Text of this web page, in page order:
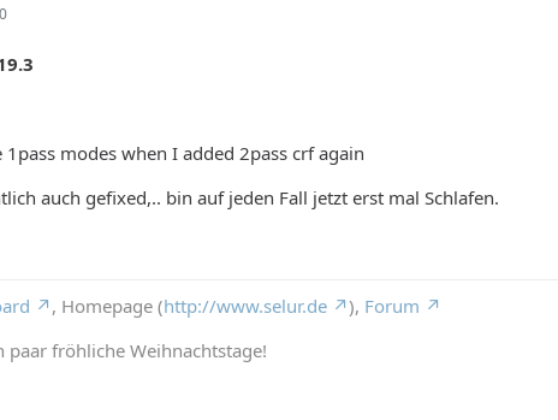
modes when I added 2pass crf again
auch gefixed,.. bin auf jeden Fall jetzt erst mal Schlafen.
, Homepage (http://www.selur.de ), Forum
paar fröhliche Weihnachtstage!